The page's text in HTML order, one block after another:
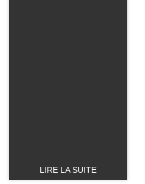
LIRE LA SUITE